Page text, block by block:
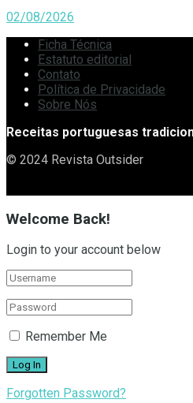
02/08/2026
Ficha Técnica
Estatuto editorial
Contato
Política de Privacidade
Sobre Nós
Receitas portuguesas
© 2024 Revista Outsider
Welcome Back!
Login to your account below
Remember Me
Forgotten Password?